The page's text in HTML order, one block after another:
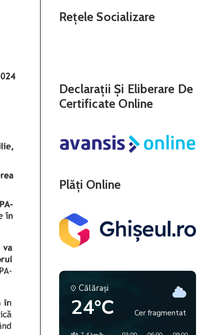
Rețele Socializare
Declarații Și Eliberare De
Certificate Online
Plăți Online
Călăraşi
24°C Cer fragmentat